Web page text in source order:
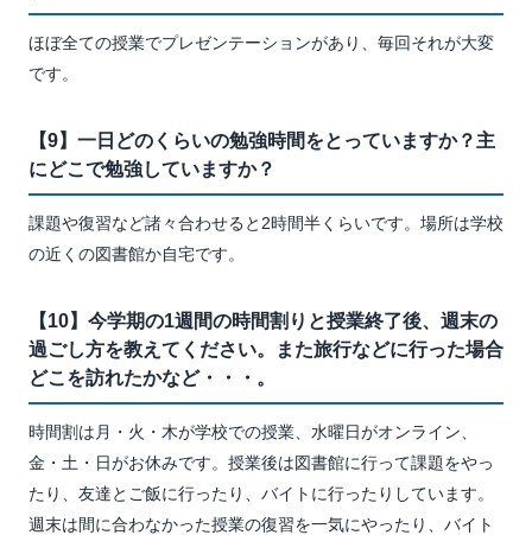
ほぼ全ての授業でプレゼンテーションがあり、毎回それが大変
です。
【9】一日どのくらいの勉強時間をとっていますか？主
にどこで勉強していますか？
課題や復習など諸々合わせると2時間半くらいです。場所は学校
の近くの図書館か自宅です。
【10】今学期の1週間の時間割りと授業終了後、週末の
過ごし方を教えてください。また旅行などに行った場合
どこを訪れたかなど・・・。
時間割は月・火・木が学校での授業、水曜日がオンライン、
金・土・日がお休みです。授業後は図書館に行って課題をやっ
たり、友達とご飯に行ったり、バイトに行ったりしています。
週末は間に合わなかった授業の復習を一気にやったり、バイト